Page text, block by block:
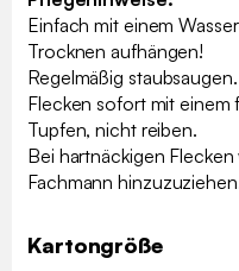
Einfach mit einem
Trocknen aufhängen!
Regelmäßig staubsaugen.
Flecken sofort mit
Tupfen, nicht reiben.
Bei hartnäckigen
Fachmann
Kartongröße